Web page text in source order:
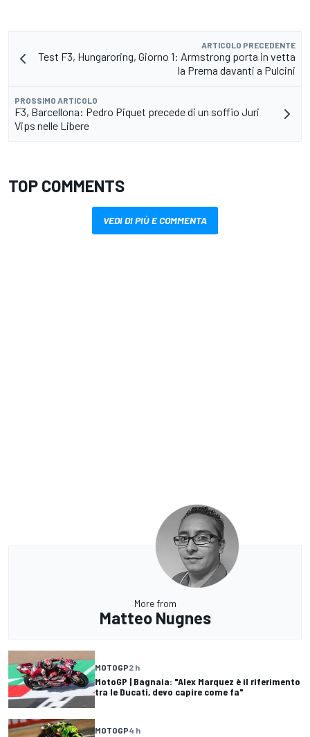
ARTICOLO PRECEDENTE
Test F3, Hungaroring, Giorno 1: Armstrong porta in vetta
la Prema davanti a Pulcini
PROSSIMO ARTICOLO
F3, Barcellona: Pedro Piquet precede di un soffio Juri
Vips nelle Libere
TOP COMMENTS
VEDI DI PIÙ E COMMENTA
More from
Matteo Nugnes
MOTOGP2 h
MotoGP | Bagnaia: "Alex Marquez è il riferimento
tra le Ducati, devo capire come fa"
MOTOGP4 h